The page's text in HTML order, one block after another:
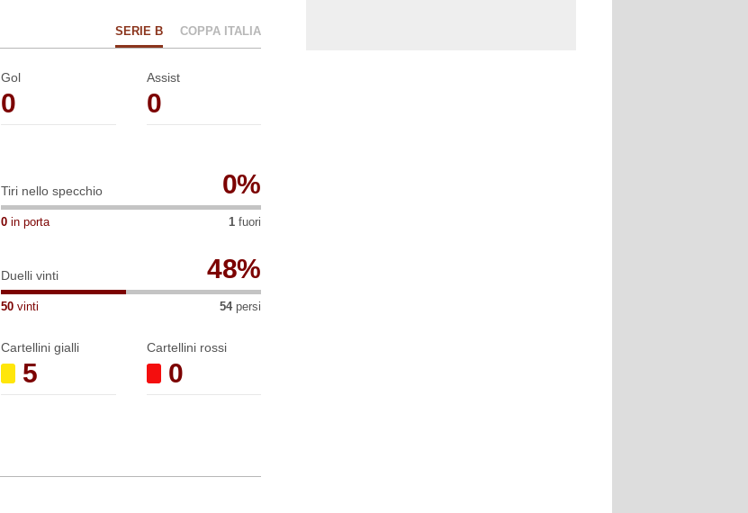
SERIE B COPPA ITALIA
Gol
0
Assist
0
Tiri nello specchio 0%
0 in porta 1 fuori
Duelli vinti 48%
50 vinti 54 persi
Cartellini gialli
5
Cartellini rossi
0